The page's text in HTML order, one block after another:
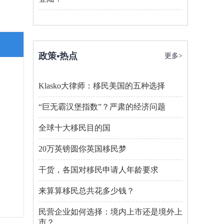
政策•热点 更多>
Klasko大律师：移民美国的五种选择
“巨无霸汉堡指数”？严肃的经济问题
全球十大移民目的国
20万英镑圆你英国移民梦
干货，各国对移民申请人年龄要求
来算算移民总共花多少钱？
民营企业如何选择：境内上市还是境外上
市？